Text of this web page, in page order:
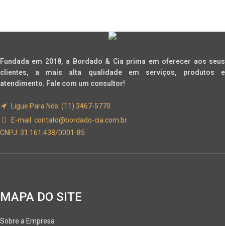
Fundada em 2018, a Bordado & Cia prima em oferecer aos seus
clientes, a mais alta qualidade em serviços, produtos e
atendimento. Fale com um consultor!
Ligue Para Nós: (11) 3467-5770
E-mail: contato@bordado-cia.com.br
CNPJ: 31.161.438/0001-85
MAPA DO SITE
Sobre a Empresa